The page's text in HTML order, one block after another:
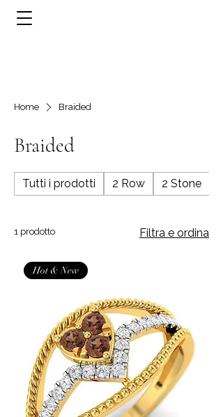
Home Braided
Braided
Tutti i prodotti 2 Row 2 Stone
1 prodotto Filtra e ordina
Hot & New